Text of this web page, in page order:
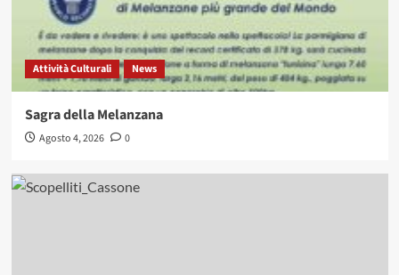
Attività Culturali News
Sagra della Melanzana
Agosto 4, 2026 0